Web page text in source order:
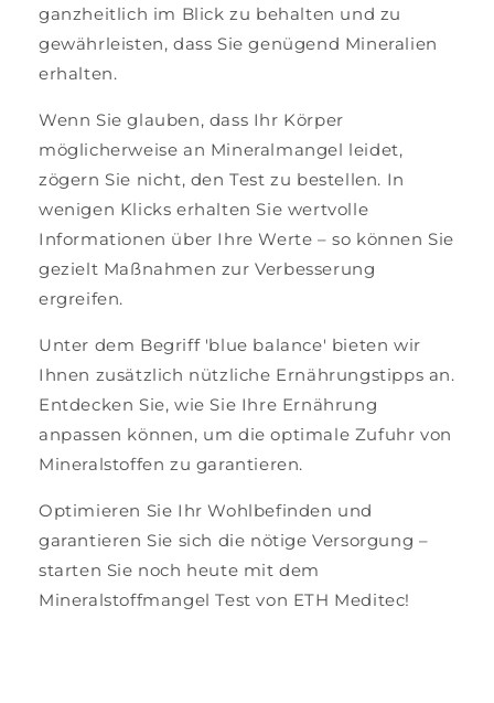
ganzheitlich im Blick zu behalten und zu
gewährleisten, dass Sie genügend Mineralien
erhalten.
Wenn Sie glauben, dass Ihr Körper
möglicherweise an Mineralmangel leidet,
zögern Sie nicht, den Test zu bestellen. In
wenigen Klicks erhalten Sie wertvolle
Informationen über Ihre Werte – so können Sie
gezielt Maßnahmen zur Verbesserung
ergreifen.
Unter dem Begriff 'blue balance' bieten wir
Ihnen zusätzlich nützliche Ernährungstipps an.
Entdecken Sie, wie Sie Ihre Ernährung
anpassen können, um die optimale Zufuhr von
Mineralstoffen zu garantieren.
Optimieren Sie Ihr Wohlbefinden und
garantieren Sie sich die nötige Versorgung –
starten Sie noch heute mit dem
Mineralstoffmangel Test von ETH Meditec!